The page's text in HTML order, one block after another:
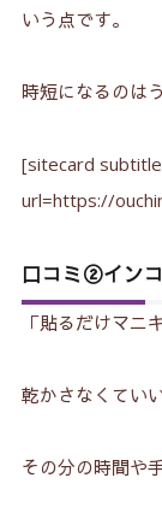
いう点です。
時短になるのは
[sitecard
url=https://
口コミ②イン
「貼るだけマニ
乾かさなくてい
その分の時間や